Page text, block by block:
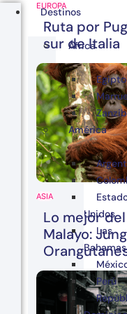
EUROPA
Ruta por
sur de Italia
ASIA
Lo mejor
Malayo:
Destinos
África
Egipto
América
Unidos
Las
Bahamas
Perú